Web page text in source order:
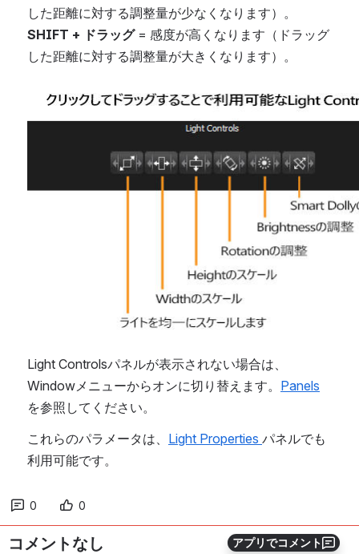
アプリでコメント
した距離に対する調整量が少なくなります）。
SHIFT + ドラッグ = 感度が高くなります（ドラッグ
した距離に対する調整量が大きくなります）。
を開く
Light Controlsパネルが表示されない場合は、
Windowメニューからオンに切り替えます。 Panels
を参照してください。
これらのパラメータは、 Light Properties パネルでも
利用可能です。
0 0
コメントなし